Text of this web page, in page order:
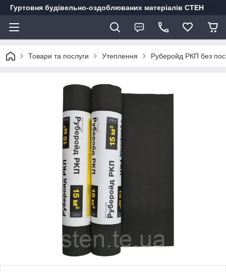
Гуртовня будівельно-оздоблюваних матеріалів СТЕН
Товари та послуги Утеплення Руберойд РКП без